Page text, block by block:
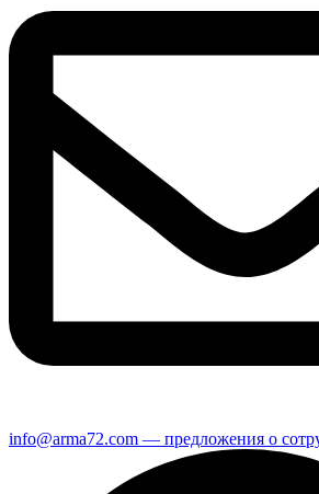
info@arma72.com — предложения о